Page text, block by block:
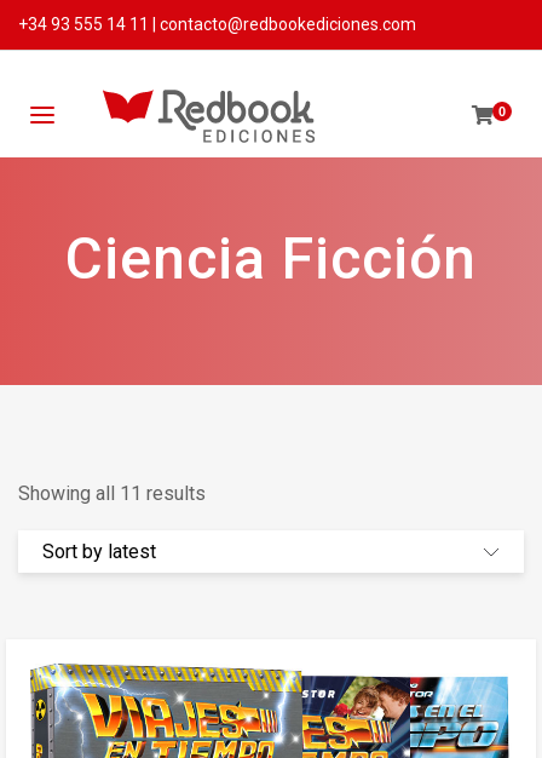
+34 93 555 14 11 contacto@redbookediciones.com
0
Ciencia Ficción
Showing all 11 results